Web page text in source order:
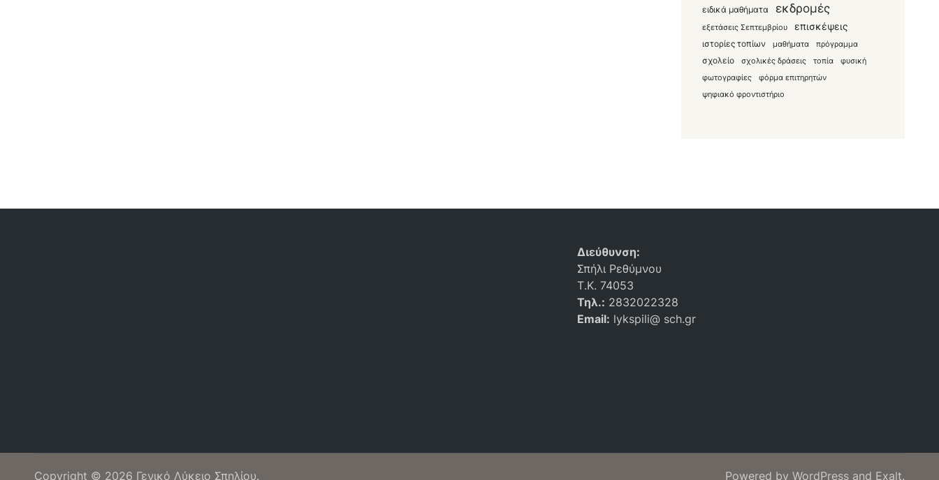
ειδικά μαθήματα εκδρομές
εξετάσεις Σεπτεμβρίου επισκέψεις
ιστορίες τοπίων μαθήματα πρόγραμμα
σχολείο σχολικές δράσεις τοπία
φυσική
φωτογραφίες
φόρμα επιτηρητών
ψηφιακό φροντιστήριο
Διεύθυνση:
Σπήλι Ρεθύμνου
Τ.Κ. 74053
Τηλ.: 2832022328
Email: lykspili@ sch.gr
Copyright © 2026 Γενικό Λύκειο Σπηλίου. Powered byWordPress and Exalt.